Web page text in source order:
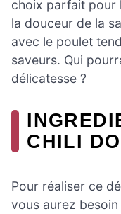
choix parfait pour
la douceur de la
avec le poulet
saveurs. Qui
délicatesse ?
CHILI
Pour réaliser ce
vous aurez